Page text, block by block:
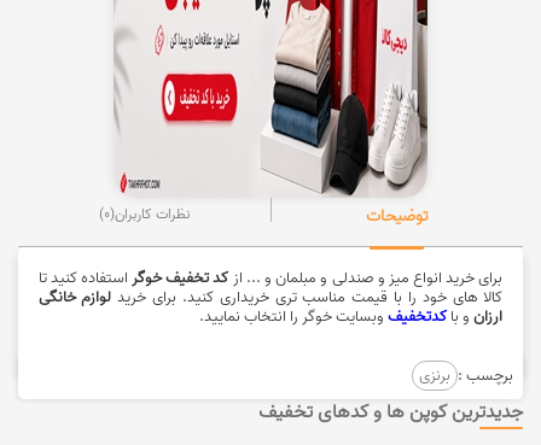
توضیحات نظرات کاربران(0)
برای خرید انواع میز و صندلی و مبلمان و ... از کد تخفیف خوگر استفاده کنید تا
کالا های خود را با قیمت مناسب تری خریداری کنید. برای خریدلوازم خانگی
ارزانو با کدتخفیفوبسایت خوگر را انتخاب نمایید.
برچسب : برنزی
جدیدترین کوپن ها و کدهای تخفیف